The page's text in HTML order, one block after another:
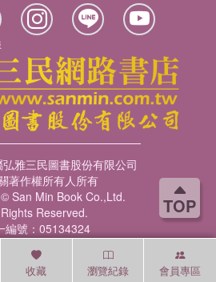
TOP
收藏 瀏覽紀錄 會員專區
雅三民圖書股份有限公司
著作權所有人所有
San Min Book Co.,Ltd.
Reserved.
編號：05134324